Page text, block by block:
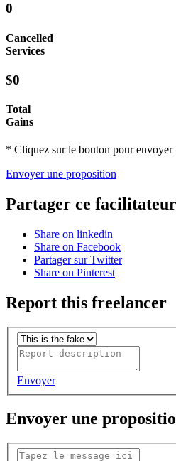
0
Cancelled
Services
$0
Total
Gains
* Cliquez sur le bouton pour envoyer
Envoyer une proposition
Partager ce facilitateur
Share on linkedin
Share on Facebook
Partager sur Twitter
Share on Pinterest
Report this freelancer
Envoyer
Envoyer une